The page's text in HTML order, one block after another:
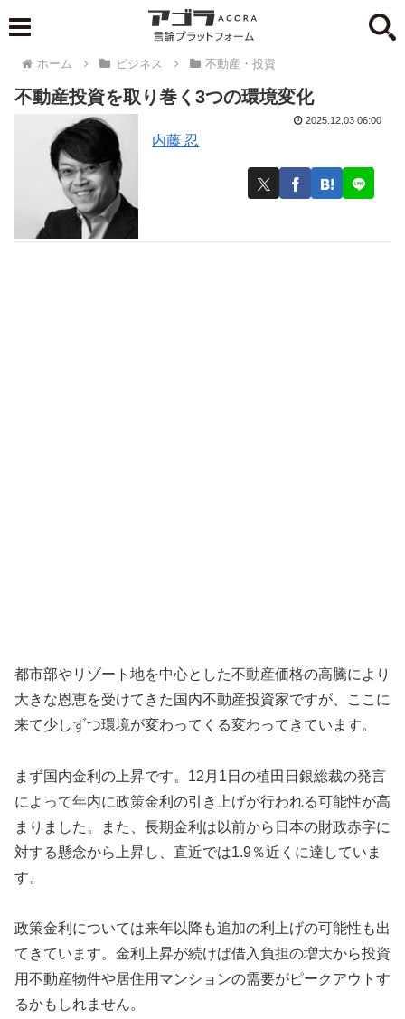
ホーム ビジネス 不動産・投資
不動産投資を取り巻く3つの環境変化
内藤 忍
2025.12.03 06:00
都市部やリゾート地を中心とした不動産価格の高騰により
大きな恩恵を受けてきた国内不動産投資家ですが、ここに
来て少しずつ環境が変わってくる変わってきています。
まず国内金利の上昇です。12月1日の植田日銀総裁の発言
によって年内に政策金利の引き上げが行われる可能性が高
まりました。また、長期金利は以前から日本の財政赤字に
対する懸念から上昇し、直近では1.9％近くに達していま
す。
政策金利については来年以降も追加の利上げの可能性も出
てきています。金利上昇が続けば借入負担の増大から投資
用不動産物件や居住用マンションの需要がピークアウトす
るかもしれません。